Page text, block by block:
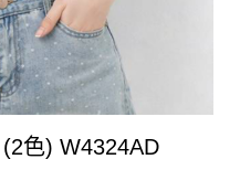
Pink* 勝利流蘇短版上衣 (2色) W4324AD